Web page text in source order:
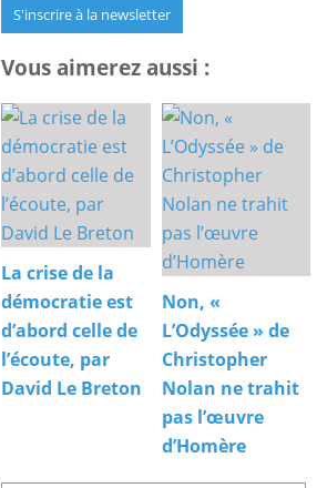
S'inscrire à la newsletter
Vous aimerez aussi :
La crise de la
démocratie est
d’abord celle de
l’écoute, par
David Le Breton
Non, «
L’Odyssée » de
Christopher
Nolan ne trahit
pas l’œuvre
d’Homère